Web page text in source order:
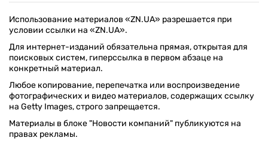
Использование материалов «ZN.UA» разрешается при
условии ссылки на «ZN.UA».
Для интернет-изданий обязательна прямая, открытая для
поисковых систем, гиперссылка в первом абзаце на
конкретный материал.
Любое копирование, перепечатка или воспроизведение
фотографических и видео материалов, содержащих ссылку
на Getty Images, строго запрещается.
Материалы в блоке "Новости компаний" публикуются на
правах рекламы.